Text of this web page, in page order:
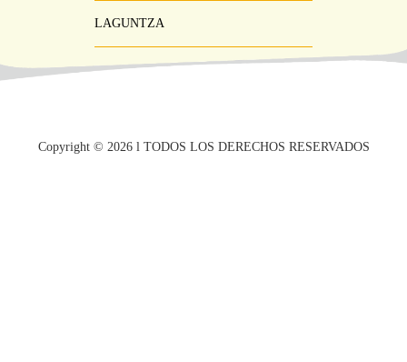
LAGUNTZA
Copyright © 2026l TODOS LOS DERECHOS RESERVADOS